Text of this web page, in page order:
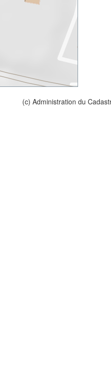
(c) Administration du